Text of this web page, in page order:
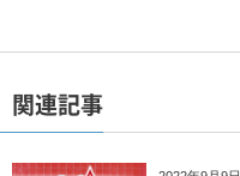
関連記事